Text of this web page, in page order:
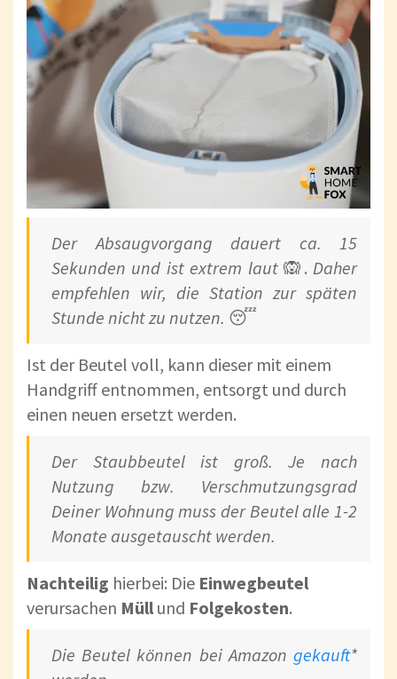
Der Absaugvorgang dauert ca. 15
Sekunden und ist extrem laut🙉.Daher
empfehlen wir, die Station zur späten
Stunde nicht zu nutzen. 😴
Ist der Beutel voll, kann dieser mit einem
Handgriff entnommen, entsorgt und durch
einen neuen ersetzt werden.
Der Staubbeutel ist groß. Je nach
Nutzung bzw. Verschmutzungsgrad
Deiner Wohnung muss der Beutel alle 1-2
Monate ausgetauscht werden.
Nachteilig hierbei: Die Einwegbeutel
verursachen Müll und Folgekosten.
Die Beutel können bei Amazon gekauft*